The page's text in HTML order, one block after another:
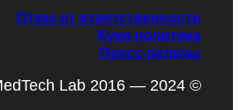
Отказ от ответственности
Куки-политика
Пресс-релизы
Lab 2016 — 2024 ©